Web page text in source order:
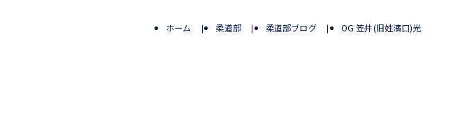
ホーム 柔道部 柔道部ブログ OG 笠井(旧姓濱口)光